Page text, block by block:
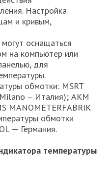
Настройка
и кривым,
оснащаться
на компьютер или
для
обмотки: MSRT
– Италия); АКМ
MANOMETERFABRIK
обмотки
— Германия.
температуры